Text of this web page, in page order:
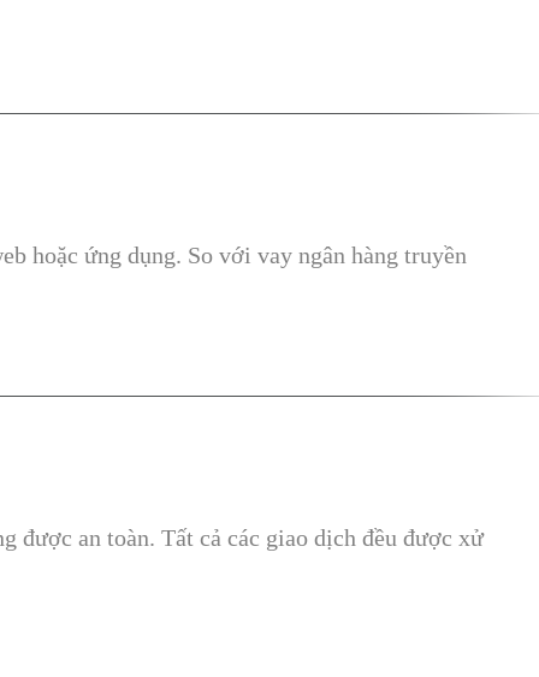
hoặc ứng dụng. So với vay ngân hàng truyền
được an toàn. Tất cả các giao dịch đều được xử